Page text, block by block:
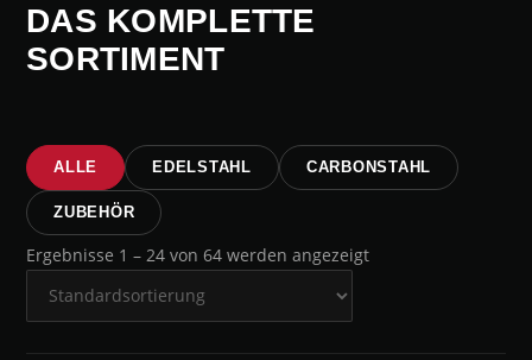
DAS KOMPLETTE
SORTIMENT
ALLE EDELSTAHL CARBONSTAHL
ZUBEHÖR
Ergebnisse 1 – 24 von 64 werden angezeigt